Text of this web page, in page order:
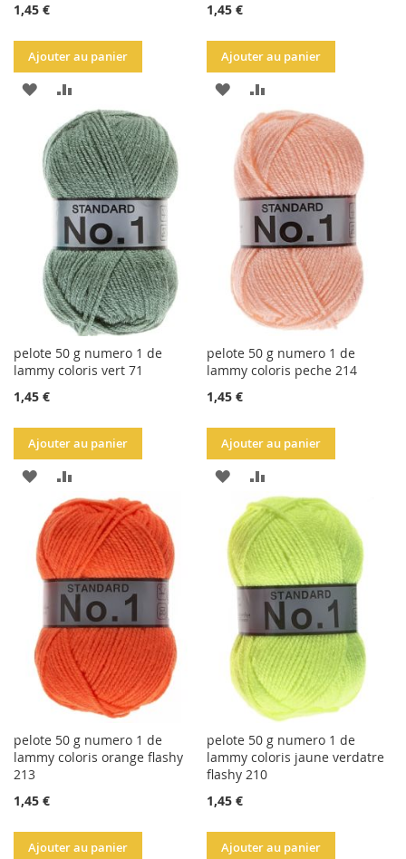
1,45 €
Ajouter au panier
AJOUTER
LA
LISTE
D'ACHATS
AU
COMPARATEUR
1,45 €
Ajouter au panier
AJOUTER
LA
LISTE
D'ACHATS
AU
COMPARATEUR
pelote 50 g numero 1 de
lammy coloris vert 71
1,45 €
Ajouter au panier
AJOUTER
LA
LISTE
D'ACHATS
AU
COMPARATEUR
pelote 50 g numero 1 de
lammy coloris peche 214
1,45 €
Ajouter au panier
AJOUTER
LA
LISTE
D'ACHATS
AU
COMPARATEUR
pelote 50 g numero 1 de
lammy coloris orange flashy
213
1,45 €
Ajouter au panier
pelote 50 g numero 1 de
lammy coloris jaune verdatre
flashy 210
1,45 €
Ajouter au panier